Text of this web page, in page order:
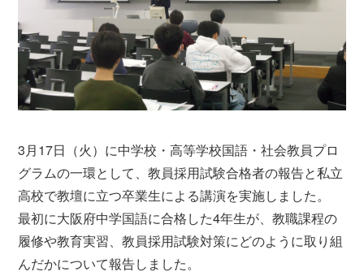
3月17日（火）に中学校・高等学校国語・社会教員プロ
グラムの一環として、教員採用試験合格者の報告と私立
高校で教壇に立つ卒業生による講演を実施しました。
最初に大阪府中学国語に合格した4年生が、教職課程の
履修や教育実習、教員採用試験対策にどのように取り組
んだかについて報告しました。